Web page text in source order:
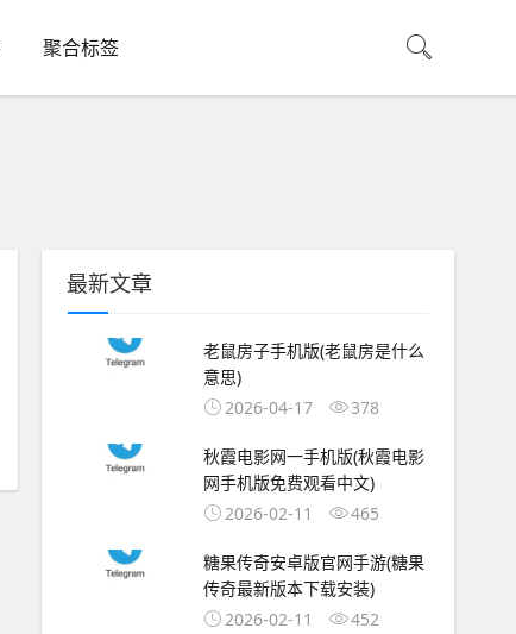
聚合标签
最新文章
老鼠房子手机版(老鼠房是什么
意思)
2026-04-17
378
秋霞电影网一手机版(秋霞电影
网手机版免费观看中文)
2026-02-11
465
糖果传奇安卓版官网手游(糖果
传奇最新版本下载安装)
2026-02-11
452